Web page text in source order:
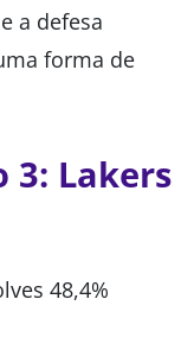
a defesa
forma de
3: Lakers
48,4%